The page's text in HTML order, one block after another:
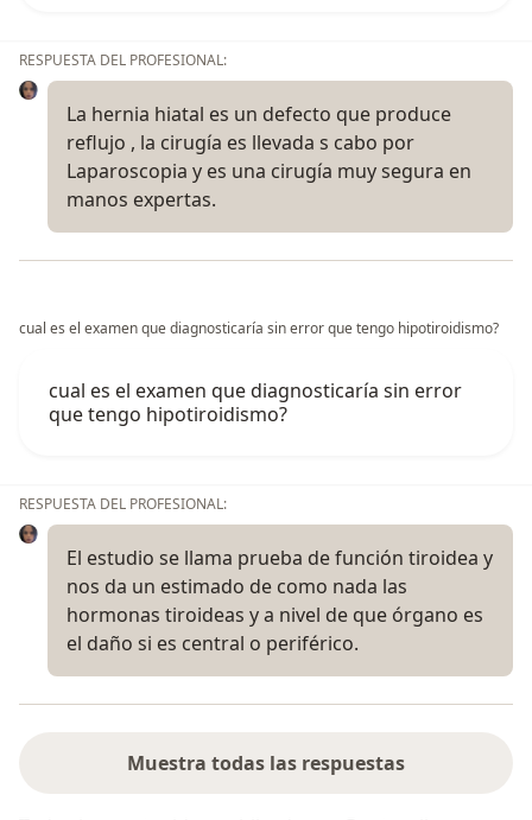
RESPUESTA DEL PROFESIONAL:
La hernia hiatal es un defecto que produce
reflujo , la cirugía es llevada s cabo por
Laparoscopia y es una cirugía muy segura en
manos expertas.
cual es el examen que diagnosticaría sin error que tengo hipotiroidismo?
cual es el examen que diagnosticaría sin error
que tengo hipotiroidismo?
RESPUESTA DEL PROFESIONAL:
El estudio se llama prueba de función tiroidea y
nos da un estimado de como nada las
hormonas tiroideas y a nivel de que órgano es
el daño si es central o periférico.
Muestra todas las respuestas